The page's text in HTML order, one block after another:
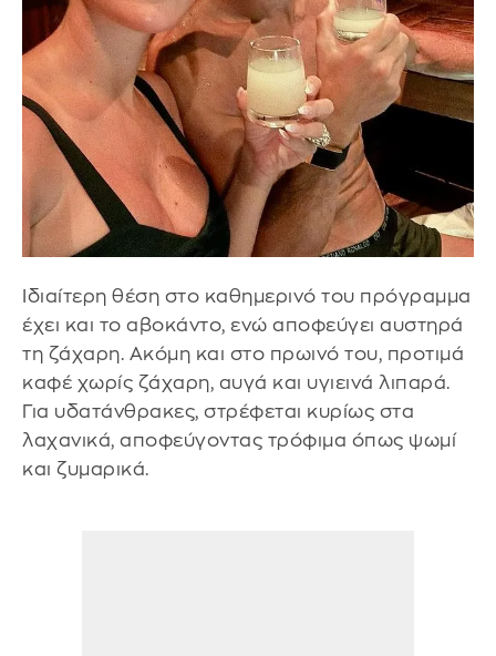
Ιδιαίτερη θέση στο καθημερινό του πρόγραμμα
έχει και το αβοκάντο, ενώ αποφεύγει αυστηρά
τη ζάχαρη. Ακόμη και στο πρωινό του, προτιμά
καφέ χωρίς ζάχαρη, αυγά και υγιεινά λιπαρά.
Για υδατάνθρακες, στρέφεται κυρίως στα
λαχανικά, αποφεύγοντας τρόφιμα όπως ψωμί
και ζυμαρικά.